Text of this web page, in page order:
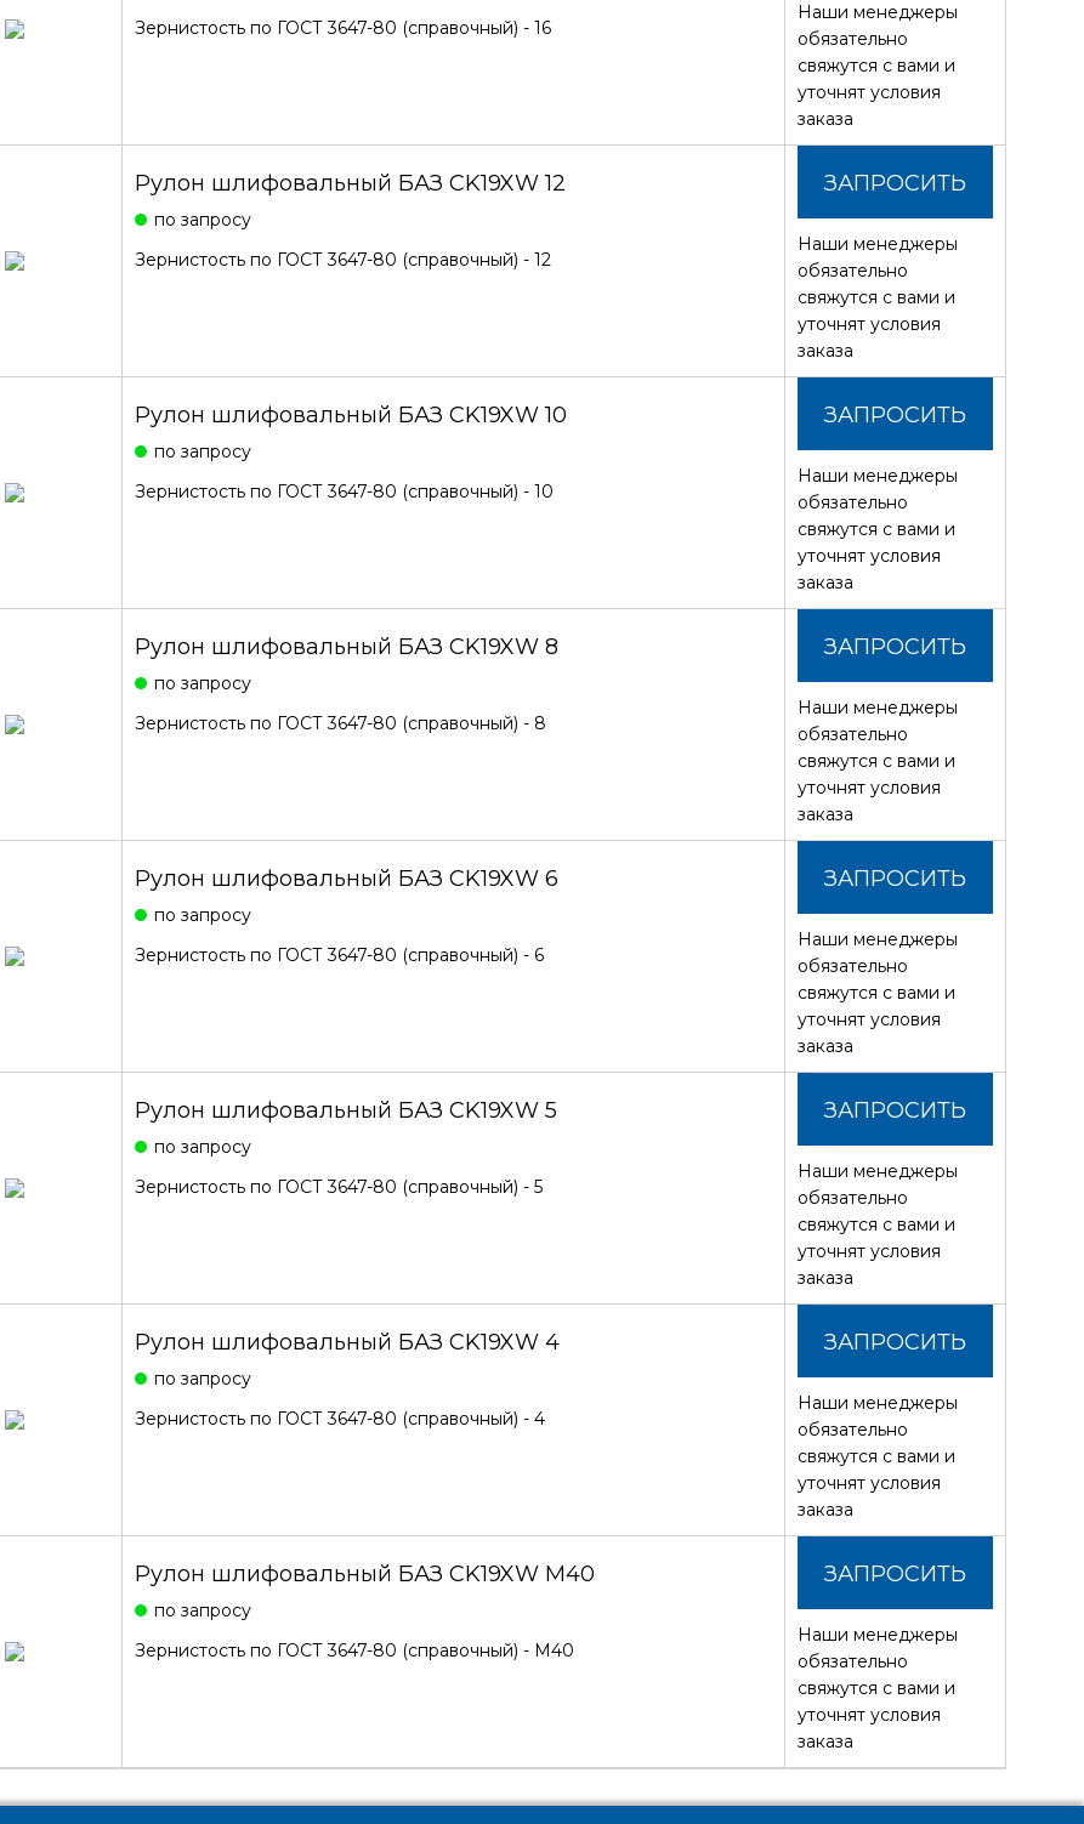
Зернистость по ГОСТ 3647-80 (справочный) - 16
СТОИМОСТЬ
Наши менеджеры
обязательно
свяжутся с вами и
уточнят условия
заказа
Рулон шлифовальный БАЗ CK19XW 12
по запросу
Зернистость по ГОСТ 3647-80 (справочный) - 12
ЗАПРОСИТЬ
СТОИМОСТЬ
Наши менеджеры
обязательно
свяжутся с вами и
уточнят условия
заказа
Рулон шлифовальный БАЗ CK19XW 10
по запросу
Зернистость по ГОСТ 3647-80 (справочный) - 10
ЗАПРОСИТЬ
СТОИМОСТЬ
Наши менеджеры
обязательно
свяжутся с вами и
уточнят условия
заказа
Рулон шлифовальный БАЗ CK19XW 8
по запросу
Зернистость по ГОСТ 3647-80 (справочный) - 8
ЗАПРОСИТЬ
СТОИМОСТЬ
Наши менеджеры
обязательно
свяжутся с вами и
уточнят условия
заказа
Рулон шлифовальный БАЗ CK19XW 6
по запросу
Зернистость по ГОСТ 3647-80 (справочный) - 6
ЗАПРОСИТЬ
СТОИМОСТЬ
Наши менеджеры
обязательно
свяжутся с вами и
уточнят условия
заказа
Рулон шлифовальный БАЗ CK19XW 5
по запросу
Зернистость по ГОСТ 3647-80 (справочный) - 5
ЗАПРОСИТЬ
СТОИМОСТЬ
Наши менеджеры
обязательно
свяжутся с вами и
уточнят условия
заказа
Рулон шлифовальный БАЗ CK19XW 4
по запросу
Зернистость по ГОСТ 3647-80 (справочный) - 4
ЗАПРОСИТЬ
СТОИМОСТЬ
Наши менеджеры
обязательно
свяжутся с вами и
уточнят условия
заказа
Рулон шлифовальный БАЗ CK19XW М40
по запросу
Зернистость по ГОСТ 3647-80 (справочный) - М40
ЗАПРОСИТЬ
СТОИМОСТЬ
Наши менеджеры
обязательно
свяжутся с вами и
уточнят условия
заказа